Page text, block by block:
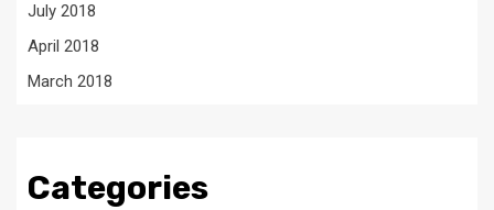
July 2018
April 2018
March 2018
Categories